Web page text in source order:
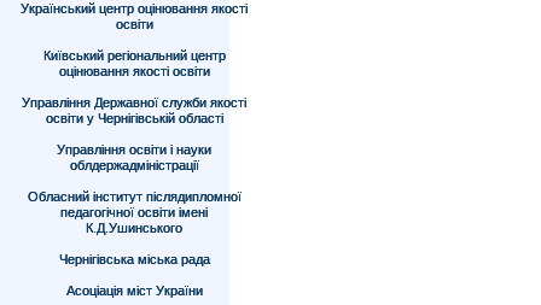
Український центр оцінювання якості
освіти
Київський регіональний центр
оцінювання якості освіти
Управління Державної служби якості
освіти у Чернігівській області
Управління освіти і науки
облдержадміністрації
Обласний інститут післядипломної
педагогічної освіти імені
К.Д.Ушинського
Чернігівська міська рада
Асоціація міст України